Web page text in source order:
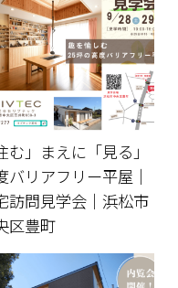
む」まえに「見る」
バリアフリー平屋｜
訪問見学会｜浜松市
区豊町